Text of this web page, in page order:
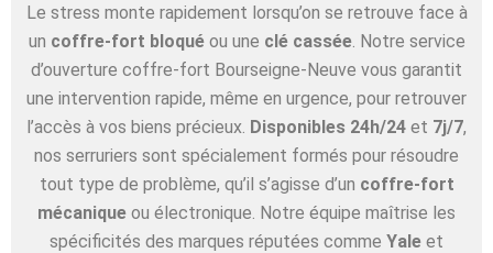
Le stress monte rapidement lorsqu’on se retrouve face à
un coffre-fort bloquéou une clé cassée. Notre service
d’ouverture coffre-fort Bourseigne-Neuve vous garantit
une intervention rapide, même en urgence, pour retrouver
l’accès à vos biens précieux. Disponibles 24h/24 et 7j/7,
nos serruriers sont spécialement formés pour résoudre
tout type de problème, qu’il s’agisse d’un coffre-fort
mécanique ou électronique. Notre équipe maîtrise les
spécificités des marques réputées comme Yale et